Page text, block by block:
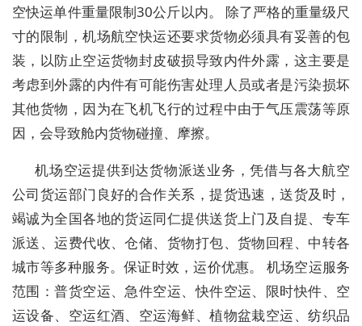
空快运单件重量限制30公斤以内。 除了严格的重量级尺
寸的限制，机场航空快运还要求货物必须具有妥善的包
装，以防止空运货物封皮破损导致内件外露，这主要是
考虑到外露的内件有可能伤害处理人员或者是污染损坏
其他货物，因为在飞机飞行的过程中由于气压震荡等原
因，会导致舱内货物碰撞、摩擦。
机场空运提供到达货物派送业务，凭借与各大航空
公司货运部门良好的合作关系，提货迅速，送货及时，
竭诚为全国各地的货运同仁提供送货上门及自提、专车
派送、运费代收、仓储、货物打包、货物回程、中转各
城市等多种服务。保证时效，运价优惠。 机场空运服务
范围：普货空运、急件空运、快件空运、限时快件、空
运设备、空运红酒、空运海鲜、植物盆栽空运、纺织品